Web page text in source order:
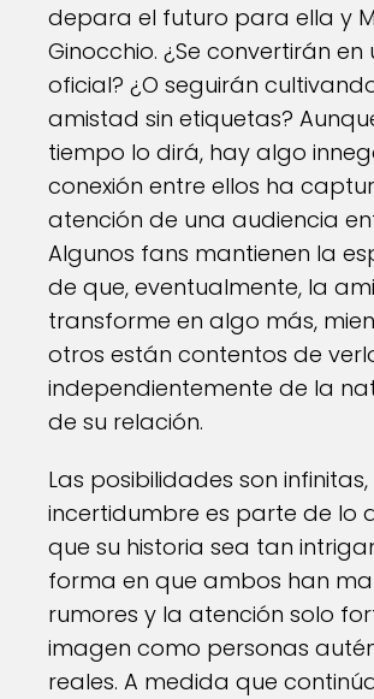
depara el futuro para ella y
Ginocchio. ¿Se convertirán
oficial? ¿O seguirán
amistad sin etiquetas?
tiempo lo dirá, hay algo
conexión entre ellos ha
atención de una audiencia
Algunos fans mantienen la
de que, eventualmente, la
transforme en algo más,
otros están contentos de
independientemente de la
de su relación.
Las posibilidades son infinitas,
incertidumbre es parte de lo
que su historia sea tan
forma en que ambos han
rumores y la atención solo
imagen como personas
reales. A medida que